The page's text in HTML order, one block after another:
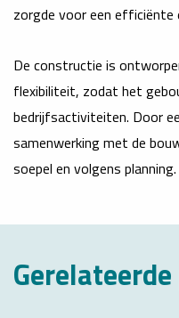
zorgde voor een
De constructie is
flexibiliteit, zodat het
bedrijfsactiviteiten. Door
samenwerking met de
soepel en volgens planning.